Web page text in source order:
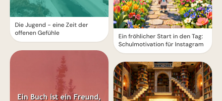
Die Jugend - eine Zeit der
offenen Gefühle
Ein fröhlicher Start in den Tag:
Schulmotivation für Instagram